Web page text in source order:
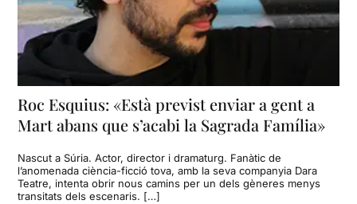
Roc Esquius: «Està previst enviar a gent a
Mart abans que s’acabi la Sagrada Família»
Nascut a Súria. Actor, director i dramaturg. Fanàtic de
l’anomenada ciència-ficció tova, amb la seva companyia Dara
Teatre, intenta obrir nous camins per un dels gèneres menys
transitats dels escenaris. […]